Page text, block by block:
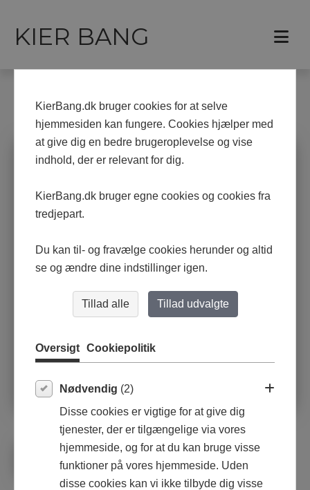
KIER BANG
KERAMIK
KierBang.dk bruger cookies for at selve
hjemmesiden kan fungere. Cookies hjælper med
at give dig en bedre brugeroplevelse og vise
indhold, der er relevant for dig.
KierBang.dk bruger egne cookies og cookies fra
tredjepart.
Du kan til- og fravælge cookies herunder og altid
se og ændre dine indstillinger igen.
Tillad alle Tillad udvalgte
Oversigt Cookiepolitik
Nødvendig (2)
Disse cookies er vigtige for at give dig
tjenester, der er tilgængelige via vores
hjemmeside, og for at du kan bruge visse
funktioner på vores hjemmeside. Uden
disse cookies kan vi ikke tilbyde dig visse